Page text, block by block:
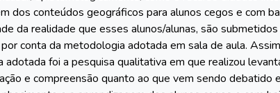
dos conteúdos geográficos para alunos cegos e com
da realidade que esses alunos/alunas, são
conta da metodologia adotada em sala de aula.
adotada foi a pesquisa qualitativa em que realizou
e compreensão quanto ao que vem sendo debatido